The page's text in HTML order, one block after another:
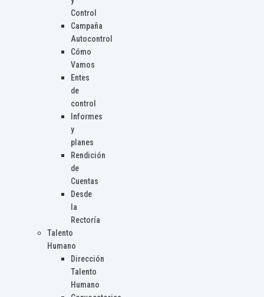
Control
Campaña
Autocontrol
Cómo
Vamos
Entes
de
control
Informes
y
planes
Rendición
de
Cuentas
Desde
la
Rectoría
Talento
Humano
Dirección
Talento
Humano